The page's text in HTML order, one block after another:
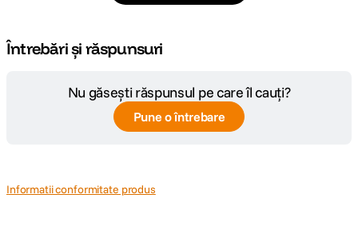
Întrebări și răspunsuri
Nu găsești răspunsul pe care îl cauți?
Pune o întrebare
Informatii conformitate produs